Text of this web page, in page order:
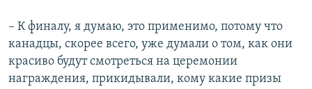
– К финалу, я думаю, это применимо, потому что
канадцы, скорее всего, уже думали о том, как они
красиво будут смотреться на церемонии
награждения, прикидывали, кому какие призы